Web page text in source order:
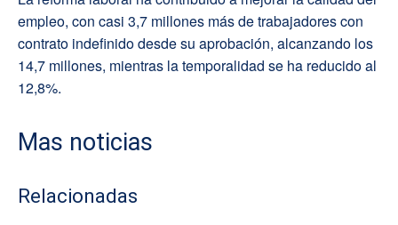
empleo, con casi 3,7 millones más de trabajadores con
contrato indefinido desde su aprobación, alcanzando los
14,7 millones, mientras la temporalidad se ha reducido al
12,8%.
Mas noticias
Relacionadas